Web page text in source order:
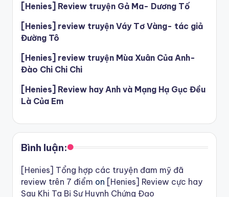
[Henies] Review truyện Gả Ma- Dương Tố
[Henies] review truyện Váy Tơ Vàng- tác giả
Đường Tô
[Henies] review truyện Mùa Xuân Của Anh-
Đào Chi Chi Chi
[Henies] Review hay Anh và Mạng Hạ Gục Đều
Là Của Em
Bình luận:
[Henies] Tổng hợp các truyện đam mỹ đã
review trên 7 điểm on [Henies] Review cực hay
Sau Khi Ta Bị Sư Huynh Chứng Đạo